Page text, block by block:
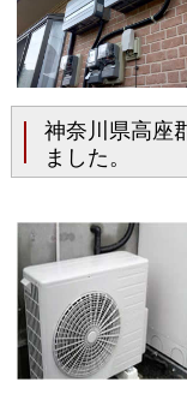
神奈川県高座
ました。